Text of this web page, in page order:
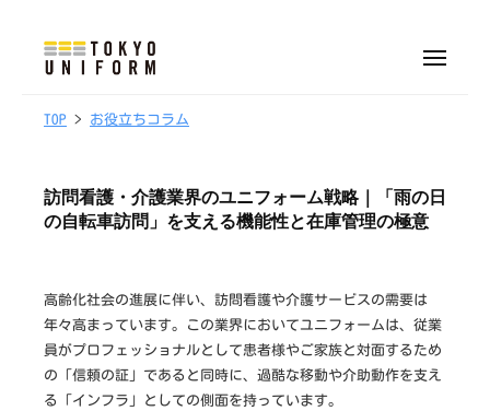
式
社
東
ニ
フ
ォ
ー
リ
ル
制
ユ
フ
ォ
メ
2
0
4
0
2
6
b
o
k
u
n
i
f
TOP > お役立ちコラム
訪問看護・介護業界のユニフォーム戦略｜「雨の日
の自転車訪問」を支える機能性と在庫管理の極意
高齢化社会の進展に伴い、訪問看護や介護サービスの需要は
年々高まっています。この業界においてユニフォームは、従業
員がプロフェッショナルとして患者様やご家族と対面するため
の「信頼の証」であると同時に、過酷な移動や介助動作を支え
る「インフラ」としての側面を持っています。